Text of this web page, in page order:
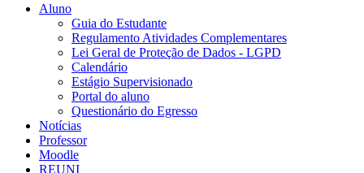
Aluno
Guia do Estudante
Regulamento Atividades Complementares
Lei Geral de Proteção de Dados - LGPD
Calendário
Estágio Supervisionado
Portal do aluno
Questionário do Egresso
Notícias
Professor
Moodle
REUNI